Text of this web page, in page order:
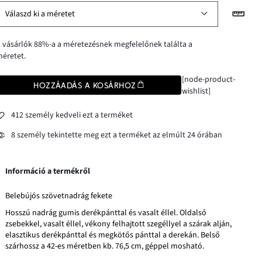
Válaszd ki a méretet
vásárlók 88%-a a méretezésnek megfelelőnek találta a
HOZZÁADÁS A KOSÁRHOZ
[node-product-
wishlist]
412 személy kedveli ezt a terméket
8 személy tekintette meg ezt a terméket az elmúlt 24 órában
Információ a termékről
Belebújós szövetnadrág fekete
Hosszú nadrág gumis derékpánttal és vasalt éllel. Oldalsó
zsebekkel, vasalt éllel, vékony felhajtott szegéllyel a szárak alján,
elasztikus derékpánttal és megkötős pánttal a derekán. Belső
szárhossz a 42-es méretben kb. 76,5 cm, géppel mosható.